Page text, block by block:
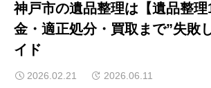
神戸市の遺品整理は【遺品整
金・適正処分・買取まで”失敗
イド
2026.02.21 2026.06.11